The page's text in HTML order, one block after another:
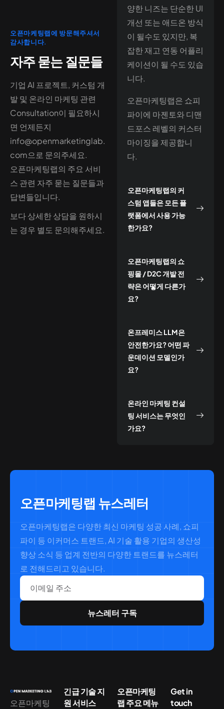
오픈마케팅랩에 방문해주셔서
감사합니다.
자주 묻는 질문들
기업 AI 프로젝트, 커스텀 개
발 및 온라인 마케팅 관련
Consultation이 필요하시
면 언제든지
info@openmarketinglab.
com으로 문의주세요.
오픈마케팅랩의 주요 서비
스 관련 자주 묻는 질문들과
답변들입니다.
보다 상세한 상담을 원하시
는 경우 별도 문의해주세요.
양한 니즈는 단순한 UI
개선 또는 애드온 방식
이 될수도 있지만, 복
잡한 재고 연동 어플리
케이션이 될 수도 있습
니다.
오픈마케팅랩은 쇼피
파이에 마젠토와 디맨
드포스 레벨의 커스터
마이징을 제공합니
다.
오픈마케팅랩의 커
스텀 앱들은 모든 플
랫폼에서 사용 가능
한가요?
오픈마케팅랩의 쇼
핑몰 / D2C 개발 전
략은 어떻게 다른가
요?
온프레미스 LLM은
안전한가요? 어떤 파
운데이션 모델인가
요?
온라인 마케팅 컨설
팅 서비스는 무엇인
가요?
오픈마케팅랩 뉴스레터
오픈마케팅랩은 다양한 최신 마케팅 성공 사례, 쇼피
파이 등 이커머스 트랜드, AI 기술 활용 기업의 생산성
향상 소식 등 업계 전반의 다양한 트랜드를 뉴스레터
로 전해드리고 있습니다.
이메일 주소
오픈마케팅
긴급 기술 지
원 서비스
오픈마케팅
랩 주요 메뉴
Get in
touch